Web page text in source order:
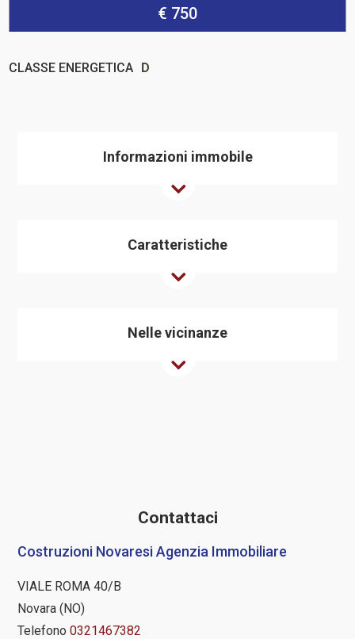
€ 750
CLASSE ENERGETICA D
Informazioni immobile
Caratteristiche
Nelle vicinanze
Contattaci
Costruzioni Novaresi Agenzia Immobiliare
VIALE ROMA 40/B
Novara (NO)
Telefono 0321467382